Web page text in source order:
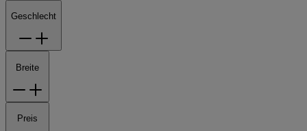
Geschlecht
Breite
Preis